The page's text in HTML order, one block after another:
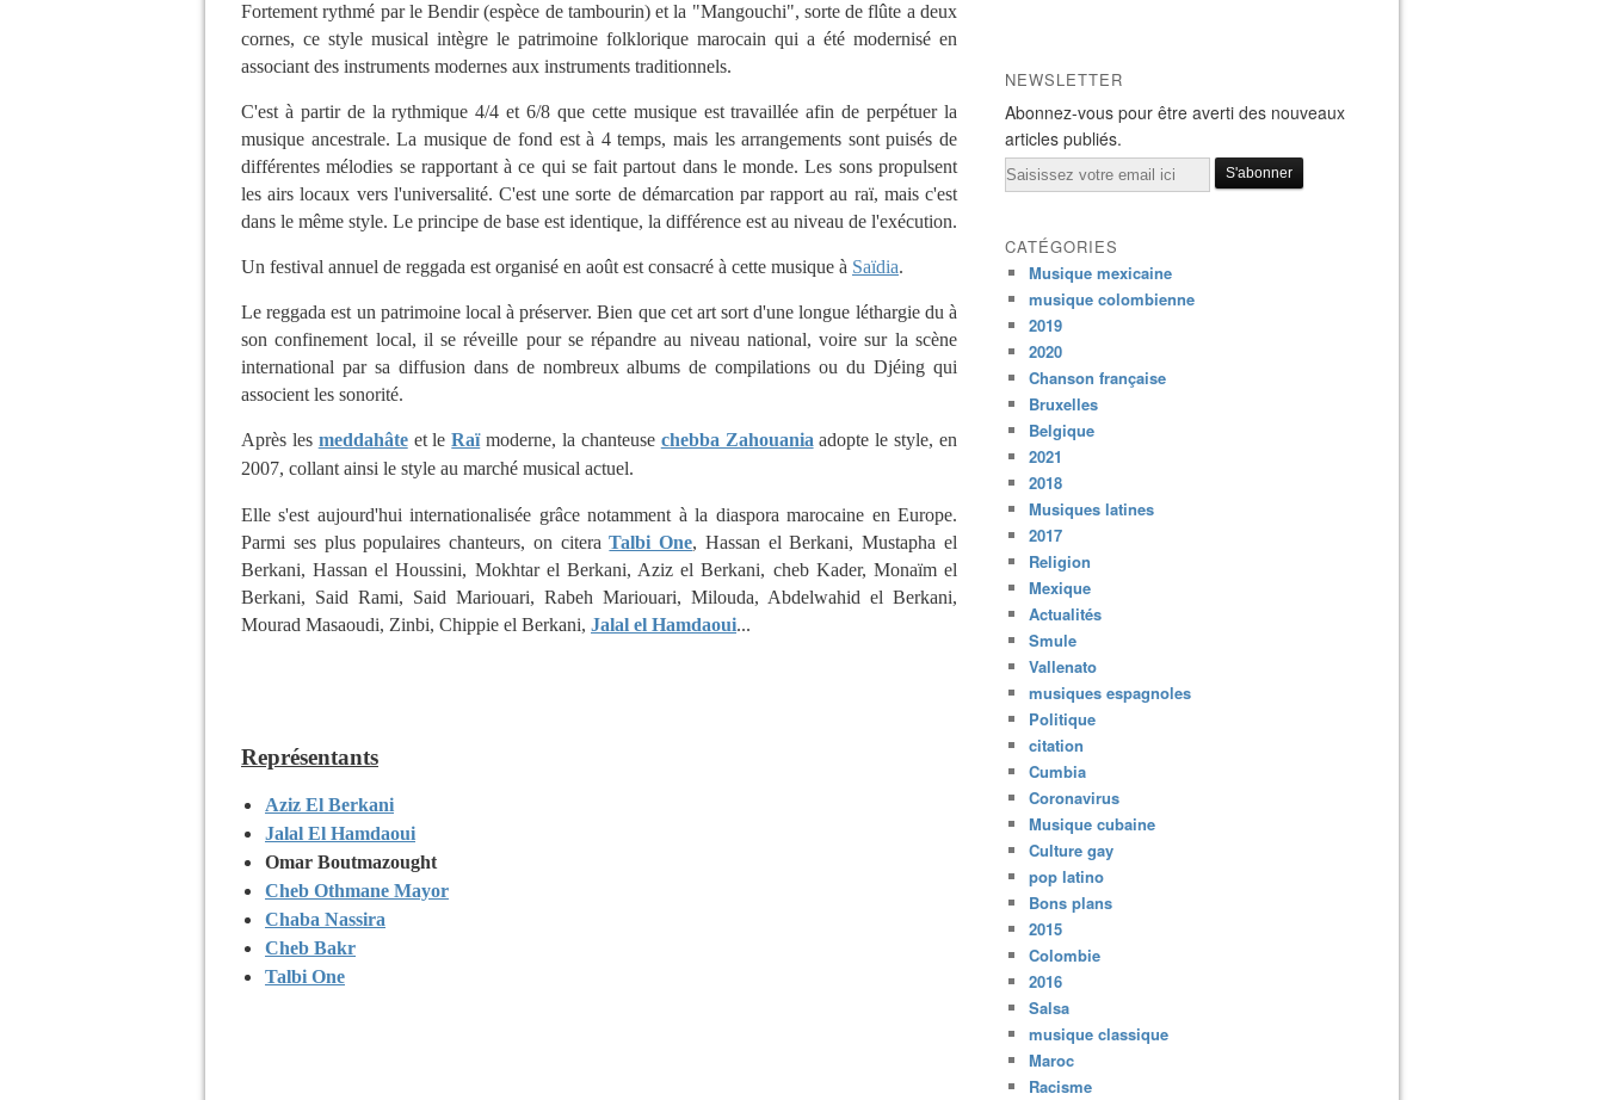
Fortement rythmé par le Bendir (espèce de tambourin) et la "Mangouchi", sorte de flûte a deux
cornes, ce style musical intègre le patrimoine folklorique marocain qui a été modernisé en
associant des instruments modernes aux instruments traditionnels.
C'est à partir de la rythmique 4/4 et 6/8 que cette musique est travaillée afin de perpétuer la
musique ancestrale. La musique de fond est à 4 temps, mais les arrangements sont puisés de
différentes mélodies se rapportant à ce qui se fait partout dans le monde. Les sons propulsent
les airs locaux vers l'universalité. C'est une sorte de démarcation par rapport au raï, mais c'est
dans le même style. Le principe de base est identique, la différence est au niveau de l'exécution.
Un festival annuel de reggada est organisé en août est consacré à cette musique à Saïdia.
Le reggada est un patrimoine local à préserver. Bien que cet art sort d'une longue léthargie du à
son confinement local, il se réveille pour se répandre au niveau national, voire sur la scène
international par sa diffusion dans de nombreux albums de compilations ou du Djéing qui
associent les sonorité.
Après les meddahâteet le Raï moderne, la chanteuse chebba Zahouania adopte le style, en
2007, collant ainsi le style au marché musical actuel.
Elle s'est aujourd'hui internationalisée grâce notamment à la diaspora marocaine en Europe.
Parmi ses plus populaires chanteurs, on citeraTalbi One, Hassan el Berkani, Mustapha el
Berkani, Hassan el Houssini, Mokhtar el Berkani, Aziz el Berkani, cheb Kader, Monaïm el
Berkani, Said Rami, Said Mariouari, Rabeh Mariouari, Milouda, Abdelwahid el Berkani,
Mourad Masaoudi, Zinbi, Chippie el Berkani, Jalal el Hamdaoui...
Représentants
Aziz El Berkani
Jalal El Hamdaoui
Omar Boutmazought
Cheb Othmane Mayor
Chaba Nassira
Cheb Bakr
Talbi One
NEWSLETTER
Abonnez-vous pour être averti des nouveaux
articles publiés.
Email
CATÉGORIES
Musique mexicaine
musique colombienne
2019
2020
Chanson française
Bruxelles
Belgique
2021
2018
Musiques latines
2017
Religion
Mexique
Actualités
Smule
Vallenato
musiques espagnoles
Politique
citation
Cumbia
Coronavirus
Musique cubaine
Culture gay
pop latino
Bons plans
2015
Colombie
2016
Salsa
musique classique
Maroc
Racisme